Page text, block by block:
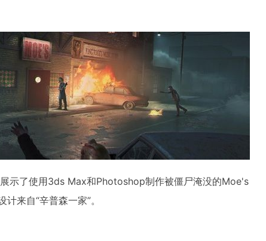
示了使用3ds Max和Photoshop制作被僵尸淹没的Moe's
来自“辛普森一家”。